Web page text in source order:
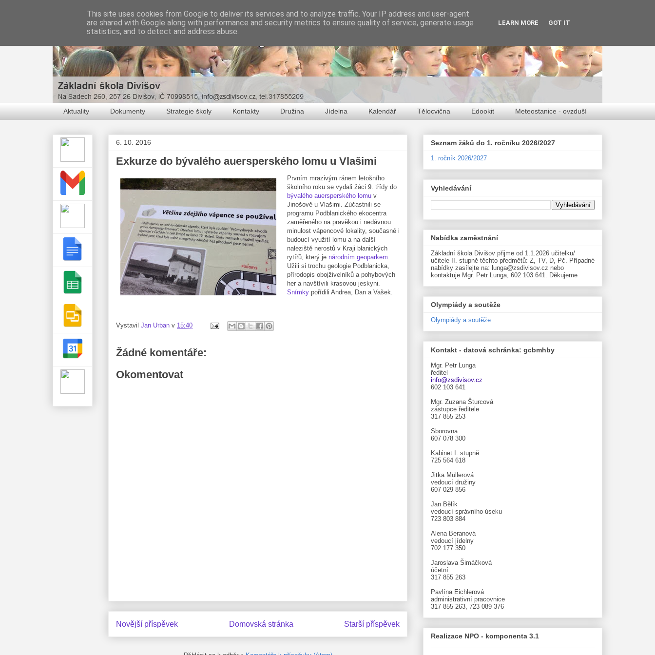
Aktuality Dokumenty Strategie školy Kontakty Družina Jídelna Kalendář Tělocvična Edookit Meteostanice - ovzduší
6. 10. 2016
Exkurze do bývalého auersperského lomu u Vlašimi
Prvním mrazivým ránem letošního
školního roku se vydali žáci 9. třídy do
bývalého auersperského lomu v
Jinošově u Vlašimi. Zúčastnili se
programu Podblanického ekocentra
zaměřeného na pravěkou i nedávnou
minulost vápencové lokality, současné i
budoucí využití lomu a na další
naleziště nerostů v Kraji blanických
rytířů, který je národním geoparkem.
Užili si trochu geologie Podblanicka,
přírodopis obojživelníků a pohybových
her a navštívili krasovou jeskyni.
Snímky pořídili Andrea, Dan a Vašek.
Vystavil Jan Urban v 15:40
Žádné komentáře:
Okomentovat
Novější příspěvek Starší příspěvek
Domovská stránka
Seznam žáků do 1. ročníku 2026/2027
1. ročník 2026/2027
Vyhledávání
Nabídka zaměstnání
Základní škola Divišov přijme od 1.1.2026 učitelku/
učitele II. stupně těchto předmětů: Z, TV, D, Pč. Případné
nabídky zasílejte na: lunga@zsdivisov.cz nebo
kontaktuje Mgr. Petr Lunga, 602 103 641. Děkujeme
Olympiády a soutěže
Olympiády a soutěže
Kontakt - datová schránka: gcbmhby
Mgr. Petr Lunga
ředitel
info@zsdivisov.cz
602 103 641
Mgr. Zuzana Šturcová
zástupce ředitele
317 855 253
Sborovna
607 078 300
Kabinet I. stupně
725 564 618
Jitka Müllerová
vedoucí družiny
607 029 856
Jan Bělík
vedoucí správního úseku
723 803 884
Alena Beranová
vedoucí jídelny
702 177 350
Jaroslava Šimáčková
účetní
317 855 263
Pavlína Eichlerová
administrativní pracovnice
317 855 263, 723 089 376
Realizace NPO - komponenta 3.1
This site uses cookies from Google to deliver its services and to analyze traffic. Your IP address and user-agent
are shared with Google along with performance and security metrics to ensure quality of service, generate usage
statistics, and to detect and address abuse.
LEARN MORE GOT IT